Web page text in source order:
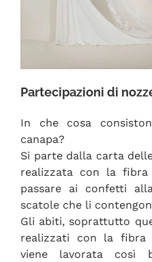
Partecipazioni di
In che cosa
canapa?
Si parte dalla carta
realizzata con la
passare ai confetti
scatole che li
Gli abiti, soprattutto
realizzati con la fibra
viene lavorata così